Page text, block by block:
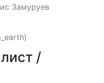
Замуруев
/